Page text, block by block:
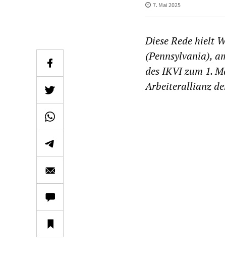
7. Mai 2025
Diese Rede hielt
(Pennsylvania),
des IKVI zum 1.
Arbeiterallianz